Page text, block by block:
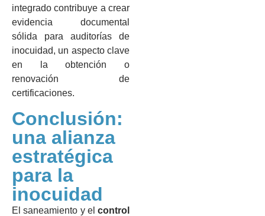
integrado contribuye a crear
evidencia documental
sólida para auditorías de
inocuidad, un aspecto clave
en la obtención o
renovación de
certificaciones.
Conclusión:
una alianza
estratégica
para la
inocuidad
El saneamiento y elcontrol